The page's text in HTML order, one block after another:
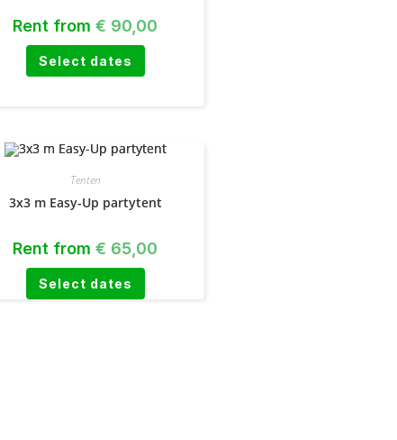
Rent from € 90,00
Select dates
Tenten
3x3 m Easy-Up partytent
Rent from € 65,00
Select dates